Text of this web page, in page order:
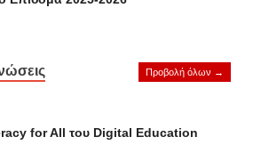
Προβολή όλων →
for All του Digital Education